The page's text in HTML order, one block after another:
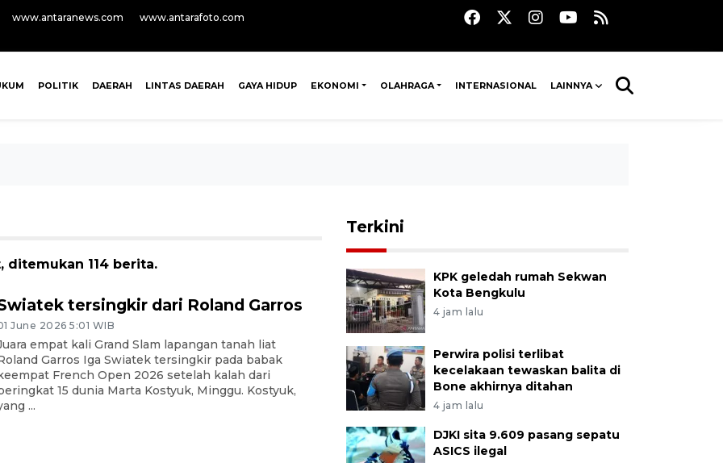
www.antaranews.com www.antarafoto.com
POLITIK DAERAH LINTAS DAERAH GAYA HIDUP EKONOMI OLAHRAGA INTERNASIONAL LAINNYA
ditemukan 114 berita.
tersingkir dari Roland Garros
June 2026 5:01 WIB
empat kali Grand Slam lapangan tanah liat
Garros Iga Swiatek tersingkir pada babak
French Open 2026 setelah kalah dari
15 dunia Marta Kostyuk, Minggu. Kostyuk,
...
Terkini
KPK geledah rumah Sekwan
Kota Bengkulu
4 jam lalu
Perwira polisi terlibat
kecelakaan tewaskan balita di
Bone akhirnya ditahan
4 jam lalu
DJKI sita 9.609 pasang sepatu
ASICS ilegal